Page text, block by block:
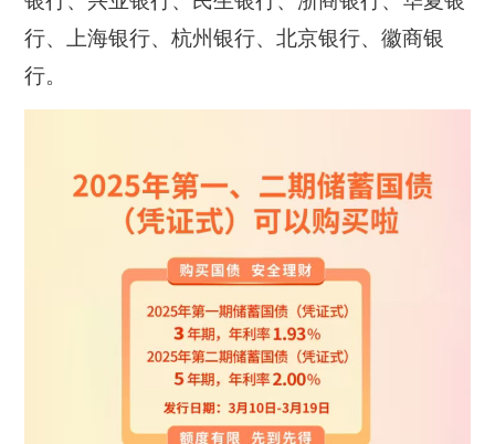
行、上海银行、杭州银行、北京银行、徽商银
行。